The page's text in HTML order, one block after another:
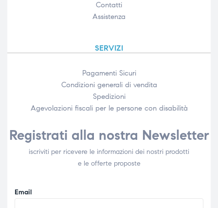
Contatti
Assistenza
SERVIZI
Pagamenti Sicuri
Condizioni generali di vendita
Spedizioni
Agevolazioni fiscali per le persone con disabilità​
Registrati alla nostra Newsletter
iscriviti per ricevere le informazioni dei nostri prodotti
e le offerte proposte
Email